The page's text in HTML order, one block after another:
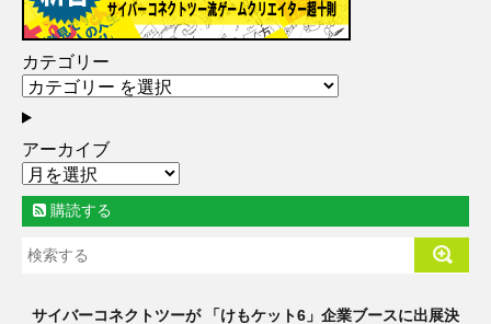
カテゴリー
アーカイブ
購読する
サイバーコネクトツーが 「けもケット6」企業ブースに出展決